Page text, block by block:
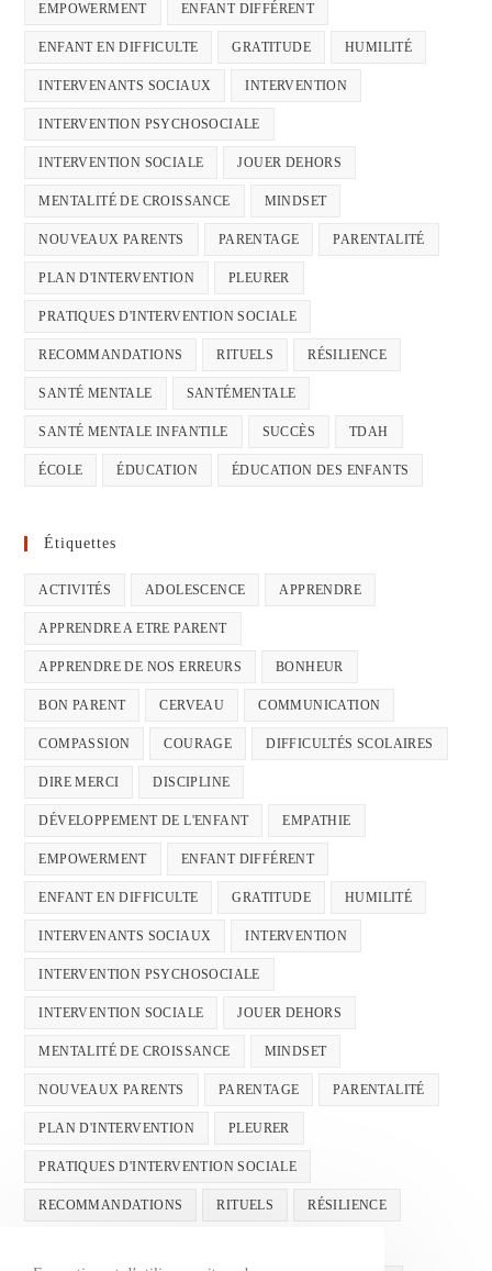
EMPOWERMENT ENFANT DIFFÉRENT
ENFANT EN DIFFICULTE GRATITUDE HUMILITÉ
INTERVENANTS SOCIAUX INTERVENTION
INTERVENTION PSYCHOSOCIALE
INTERVENTION SOCIALE JOUER DEHORS
MENTALITÉ DE CROISSANCE MINDSET
NOUVEAUX PARENTS PARENTAGE PARENTALITÉ
PLAN D'INTERVENTION PLEURER
PRATIQUES D'INTERVENTION SOCIALE
RECOMMANDATIONS RITUELS RÉSILIENCE
SANTÉ MENTALE SANTÉMENTALE
SANTÉ MENTALE INFANTILE SUCCÈS TDAH
ÉCOLE ÉDUCATION ÉDUCATION DES ENFANTS
Étiquettes
ACTIVITÉS ADOLESCENCE APPRENDRE
APPRENDRE A ETRE PARENT
APPRENDRE DE NOS ERREURS BONHEUR
BON PARENT CERVEAU COMMUNICATION
COMPASSION COURAGE DIFFICULTÉS SCOLAIRES
DIRE MERCI DISCIPLINE
DÉVELOPPEMENT DE L'ENFANT EMPATHIE
EMPOWERMENT ENFANT DIFFÉRENT
ENFANT EN DIFFICULTE GRATITUDE HUMILITÉ
INTERVENANTS SOCIAUX INTERVENTION
INTERVENTION PSYCHOSOCIALE
INTERVENTION SOCIALE JOUER DEHORS
MENTALITÉ DE CROISSANCE MINDSET
NOUVEAUX PARENTS PARENTAGE PARENTALITÉ
PLAN D'INTERVENTION PLEURER
PRATIQUES D'INTERVENTION SOCIALE
RECOMMANDATIONS RITUELS RÉSILIENCE